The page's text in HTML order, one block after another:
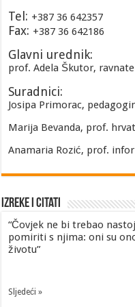
Tel: +387 36 642357
Fax: +387 36 642186
Glavni urednik:
prof. Adela Škutor,
Suradnici:
Josipa Primorac,
Marija Bevanda, prof.
Anamaria Rozić, prof.
Izreke i Citati
“Čovjek ne bi trebao
pomiriti s njima: oni su
životu”
Sljedeći »